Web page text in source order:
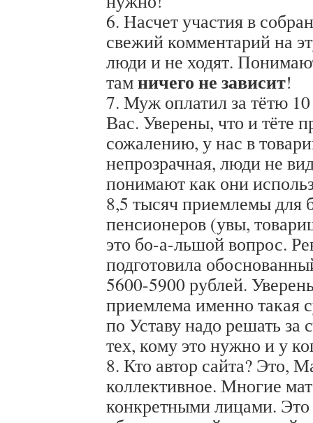
6. Насчет участия в
свежий комментарий на
люди и не ходят.
тамничего не зависит!
7. Муж оплатил за тётю
Вас. Уверены, что и тёте
сожалению, у нас в
непрозрачная, люди не
понимают как они
8,5 тысяч приемлемы для
пенсионеров (увы,
это бо-а-льшой вопрос.
подготовила
5600-5900 рублей.
приемлема именно такая
по Уставу надо решать за
тех, кому это нужно и у
8. Кто автор сайта? Это,
коллективное. Многие
конкретными лицами. Это